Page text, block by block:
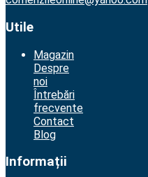
Utile
Magazin
Despre
noi
Întrebări
frecvente
Contact
Blog
Informații